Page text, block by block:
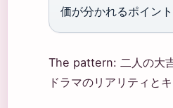
価が分かれるポイント
The pattern: 二人の大吉
ドラマのリアリティと